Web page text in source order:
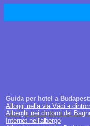
Guida per hotel a Budapest:
Alloggi nella via Váci e
Alberghi nei dintorni del
Internet nell'albergo